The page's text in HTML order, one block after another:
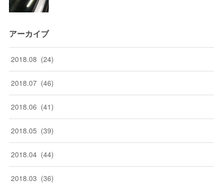
アーカイブ
2018.08 (24)
2018.07 (46)
2018.06 (41)
2018.05 (39)
2018.04 (44)
2018.03 (36)